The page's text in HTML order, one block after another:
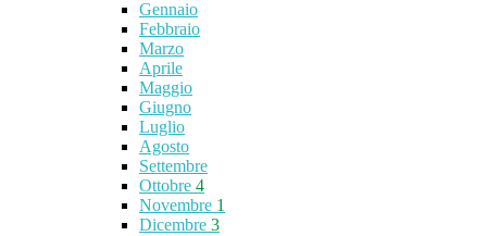
Gennaio
Febbraio
Marzo
Aprile
Maggio
Giugno
Luglio
Agosto
Settembre
Ottobre 4
Novembre 1
Dicembre 3